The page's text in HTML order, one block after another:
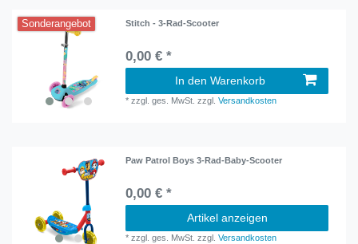
Sonderangebot Stitch - 3-Rad-Scooter
0,00 € *
In den Warenkorb
*zzgl. ges. MwSt. zzgl.Versandkosten
Paw Patrol Boys 3-Rad-Baby-Scooter
0,00 € *
Artikel anzeigen
*zzgl. ges. MwSt. zzgl.Versandkosten